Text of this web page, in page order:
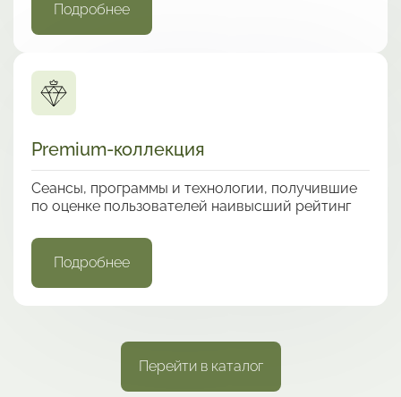
Подробнее
Premium-коллекция
Сеансы, программы и технологии, получившие
по оценке пользователей наивысший рейтинг
Подробнее
Перейти в каталог